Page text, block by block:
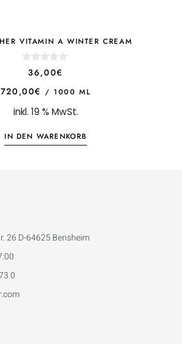
VITAMIN A WINTER CREAM
t
f
36,00€
720,00€ / 1000 ML
inkl. 19 % MwSt.
IN DEN WARENKORB
26 D-64625 Bensheim
0